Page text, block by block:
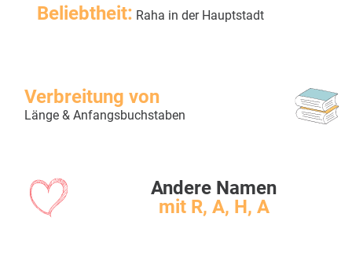
Beliebtheit: Raha in der Hauptstadt
Verbreitung von
Länge & Anfangsbuchstaben
Andere Namen
mit R, A, H, A